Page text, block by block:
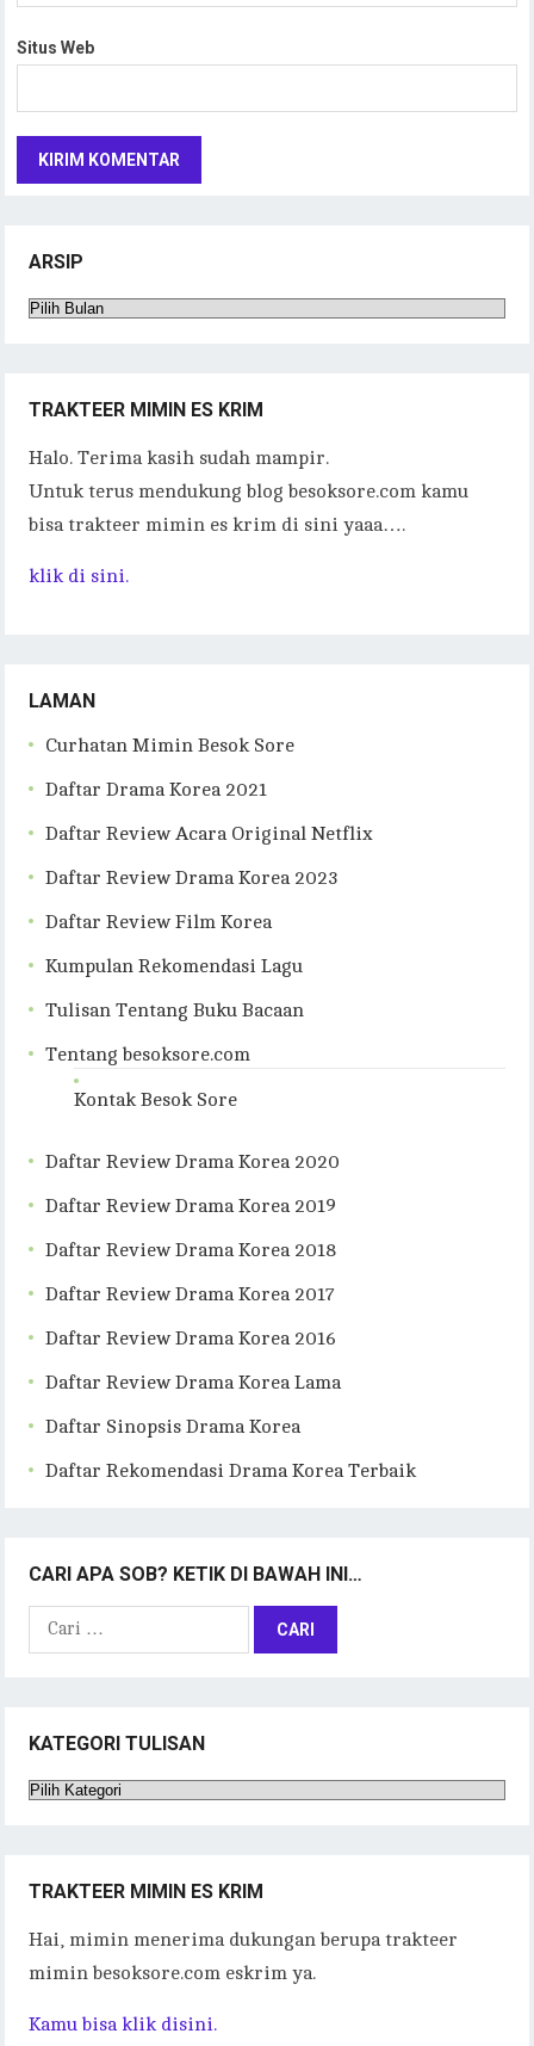
Situs Web
ARSIP
Arsip
TRAKTEER MIMIN ES KRIM
Halo. Terima kasih sudah mampir.
Untuk terus mendukung blog besoksore.com kamu
bisa trakteer mimin es krim di sini yaaa….
klik di sini.
LAMAN
Curhatan Mimin Besok Sore
Daftar Drama Korea 2021
Daftar Review Acara Original Netflix
Daftar Review Drama Korea 2023
Daftar Review Film Korea
Kumpulan Rekomendasi Lagu
Tulisan Tentang Buku Bacaan
Tentang besoksore.com
Kontak Besok Sore
Daftar Review Drama Korea 2020
Daftar Review Drama Korea 2019
Daftar Review Drama Korea 2018
Daftar Review Drama Korea 2017
Daftar Review Drama Korea 2016
Daftar Review Drama Korea Lama
Daftar Sinopsis Drama Korea
Daftar Rekomendasi Drama Korea Terbaik
CARI APA SOB? KETIK DI BAWAH INI…
Cari
KATEGORI TULISAN
Kategori
TRAKTEER MIMIN ES KRIM
Hai, mimin menerima dukungan berupa trakteer
mimin besoksore.com eskrim ya.
Kamu bisa klik disini.